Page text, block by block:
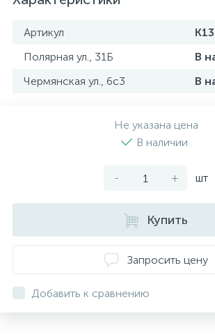
Артикул
Полярная ул., 31Б
В
Чермянская ул., 6с3
В
Не указана цена
В наличии
- + шт
Купить
Запросить цену
Добавить к сравнению